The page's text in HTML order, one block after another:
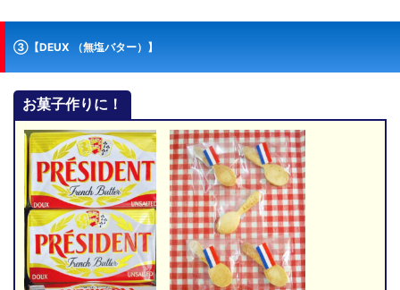
③【DEUX （無塩バター）】
お菓子作りに！